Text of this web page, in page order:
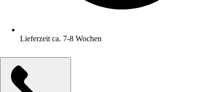
Lieferzeit ca. 7-8 Wochen